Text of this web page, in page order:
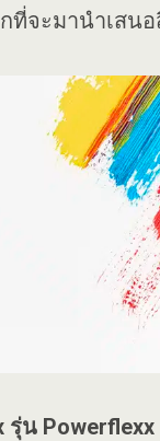
ที่จะมานำเสน
รุ่น Powerflexx